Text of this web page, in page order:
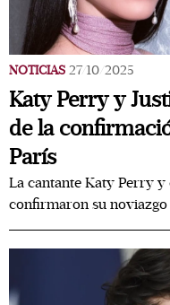
NOTICIAS 27/10/2025
Katy Perry y
de la
París
La cantante Katy Perry
confirmaron su